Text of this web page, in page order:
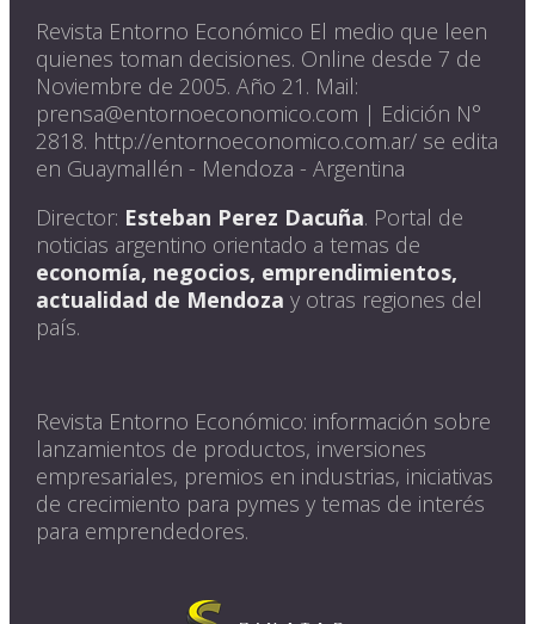
Revista Entorno Económico El medio que leen
quienes toman decisiones. Online desde 7 de
Noviembre de 2005. Año 21. Mail:
prensa@entornoeconomico.com | Edición N°
2818. http://entornoeconomico.com.ar/ se edita
en Guaymallén - Mendoza - Argentina
Director: Esteban Perez Dacuña. Portal de
noticias argentino orientado a temas de
economía, negocios, emprendimientos,
actualidad de Mendoza y otras regiones del
país.
Revista Entorno Económico: información sobre
lanzamientos de productos, inversiones
empresariales, premios en industrias, iniciativas
de crecimiento para pymes y temas de interés
para emprendedores.